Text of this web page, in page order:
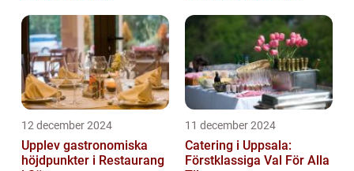
12 december 2024
Upplev gastronomiska
höjdpunkter i Restaurang
11 december 2024
Catering i Uppsala:
Förstklassiga Val För Alla